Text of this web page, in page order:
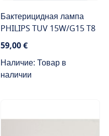
Бактерицидная лампа
PHILIPS TUV 15W/G15 T8
59,00 €
Наличие: Товар в
наличии